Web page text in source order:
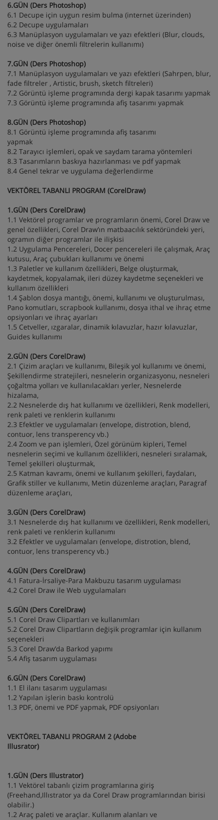
6.GÜN (Ders Photoshop)
6.1 Decupe için uygun resim bulma (internet üzerinden)
6.2 Decupe uygulamaları
6.3 Manüplasyon uygulamaları ve yazı efektleri (Blur, clouds,
noise ve diğer önemli filtrelerin kullanımı)
7.GÜN (Ders Photoshop)
7.1 Manüplasyon uygulamaları ve yazı efektleri (Sahrpen, blur,
fade filtreler , Artistic, brush, sketch filtreleri)
7.2 Görüntü işleme programında dergi kapak tasarımı yapmak
7.3 Görüntü işleme programında afiş tasarımı yapmak
8.GÜN (Ders Photoshop)
8.1 Görüntü işleme programında afiş tasarımı
yapmak
8.2 Tarayıcı işlemleri, opak ve saydam tarama yöntemleri
8.3 Tasarımların baskıya hazırlanması ve pdf yapmak
8.4 Genel tekrar ve uygulama değerlendirme
VEKTÖREL TABANLI PROGRAM (CorelDraw)
1.GÜN (Ders CorelDraw)
1.1 Vektörel programlar ve programların önemi, Corel Draw ve
genel özellikleri, Corel Draw’ın matbaacılık sektöründeki yeri,
ogramın diğer programlar ile ilişkisi
1.2 Uygulama Pencereleri, Docer pencereleri ile çalışmak, Araç
kutusu, Araç çubukları kullanımı ve önemi
1.3 Paletler ve kullanım özellikleri, Belge oluşturmak,
kaydetmek, kopyalamak, ileri düzey kaydetme seçenekleri ve
kullanım özellikleri
1.4 Şablon dosya mantığı, önemi, kullanımı ve oluşturulması,
Pano komutları, scrapbook kullanımı, dosya ithal ve ihraç etme
opsiyonları ve ihraç ayarları
1.5 Cetveller, ızgaralar, dinamik kılavuzlar, hazır kılavuzlar,
Guides kullanımı
2.GÜN (Ders CorelDraw)
2.1 Çizim araçları ve kullanımı, Bileşik yol kullanımı ve önemi,
Şekillendirme stratejileri, nesnelerin organizasyonu, nesneleri
çoğaltma yolları ve kullanılacakları yerler, Nesnelerde
hizalama,
2.2 Nesnelerde dış hat kullanımı ve özellikleri, Renk modelleri,
renk paleti ve renklerin kullanımı
2.3 Efektler ve uygulamaları (envelope, distrotion, blend,
contuor, lens transperency vb.)
2.4 Zoom ve pan işlemleri, Özel görünüm kipleri, Temel
nesnelerin seçimi ve kullanım özellikleri, nesneleri sıralamak,
Temel şekilleri oluşturmak,
2.5 Katman kavramı, önemi ve kullanım şekilleri, faydaları,
Grafik stiller ve kullanımı, Metin düzenleme araçları, Paragraf
düzenleme araçları,
3.GÜN (Ders CorelDraw)
3.1 Nesnelerde dış hat kullanımı ve özellikleri, Renk modelleri,
renk paleti ve renklerin kullanımı
3.2 Efektler ve uygulamaları (envelope, distrotion, blend,
contuor, lens transperency vb.)
4.GÜN (Ders CorelDraw)
4.1 Fatura-İrsaliye-Para Makbuzu tasarım uygulaması
4.2 Corel Draw ile Web uygulamaları
5.GÜN (Ders CorelDraw)
5.1 Corel Draw Clipartları ve kullanımları
5.2 Corel Draw Clipartların değişik programlar için kullanım
seçenekleri
5.3 Corel Draw’da Barkod yapımı
5.4 Afiş tasarım uygulaması
6.GÜN (Ders CorelDraw)
1.1 El ilanı tasarım uygulaması
1.2 Yapılan işlerin baskı kontrolü
1.3 PDF, önemi ve PDF yapmak, PDF opsiyonları
VEKTÖREL TABANLI PROGRAM 2 (Adobe
Illusrator)
1.GÜN (Ders Illustrator)
1.1 Vektörel tabanlı çizim programlarına giriş
(Freehand,Illıstrator ya da Corel Draw programlarından birisi
olabilir.)
1.2 Araç paleti ve araçlar. Kullanım alanları ve